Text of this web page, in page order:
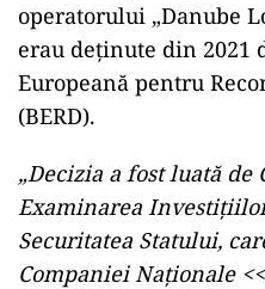
operatorului „Danube
erau deținute din 2021
Europeană pentru
(BERD).
„Decizia a fost luată
Examinarea
Securitatea Statului,
Companiei Naţionale